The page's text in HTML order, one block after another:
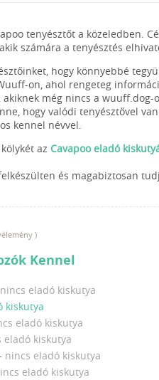
tenyésztőt a közeledben.
számára a tenyésztés
hogy könnyebbé
on, ahol rengeteg
még nincs a wuuff.dog-
hogy valódi tenyésztővel
kennel névvel.
az Cavapoo eladó
és magabiztosan
)
Kennel
nincs eladó kiskutya
kiskutya
eladó kiskutya
eladó kiskutya
nincs eladó kiskutya
eladó kiskutya